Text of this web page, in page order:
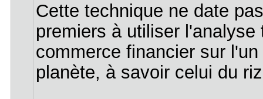
Cette technique ne date
premiers à utiliser
commerce financier sur
planète, à savoir celui du